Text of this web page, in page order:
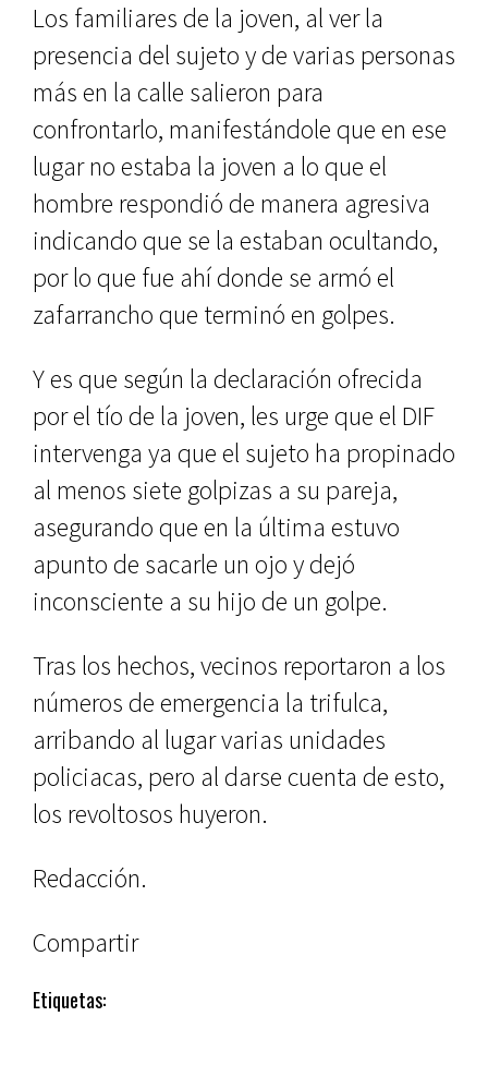
Los familiares de la joven, al ver la
presencia del sujeto y de varias personas
más en la calle salieron para
confrontarlo, manifestándole que en ese
lugar no estaba la joven a lo que el
hombre respondió de manera agresiva
indicando que se la estaban ocultando,
por lo que fue ahí donde se armó el
zafarrancho que terminó en golpes.
Y es que según la declaración ofrecida
por el tío de la joven, les urge que el DIF
intervenga ya que el sujeto ha propinado
al menos siete golpizas a su pareja,
asegurando que en la última estuvo
apunto de sacarle un ojo y dejó
inconsciente a su hijo de un golpe.
Tras los hechos, vecinos reportaron a los
números de emergencia la trifulca,
arribando al lugar varias unidades
policiacas, pero al darse cuenta de esto,
los revoltosos huyeron.
Redacción.
Compartir
Etiquetas: